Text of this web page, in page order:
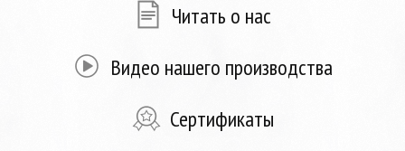
Читать о нас
Видео нашего производства
Сертификаты